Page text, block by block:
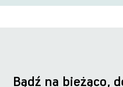
Bądź na bieżąco,